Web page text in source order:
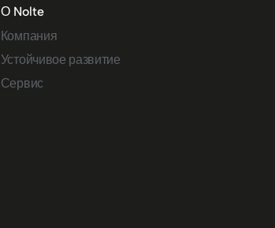
О Nolte
Компания
Устойчивое развитие
Сервис